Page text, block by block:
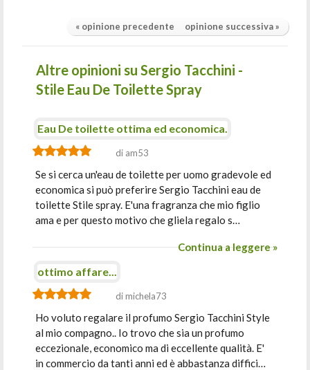
« opinione precedente opinione successiva »
Altre opinioni su Sergio Tacchini -
Stile Eau De Toilette Spray
Eau De toilette ottima ed economica.
di am53
Se si cerca un'eau de toilette per uomo gradevole ed
economica si può preferire Sergio Tacchini eau de
toilette Stile spray. E'una fragranza che mio figlio
ama e per questo motivo che gliela regalo s…
Continua a leggere »
ottimo affare...
di michela73
Ho voluto regalare il profumo Sergio Tacchini Style
al mio compagno.. Io trovo che sia un profumo
eccezionale, economico ma di eccellente qualità. E'
in commercio da tanti anni ed è abbastanza diffici…